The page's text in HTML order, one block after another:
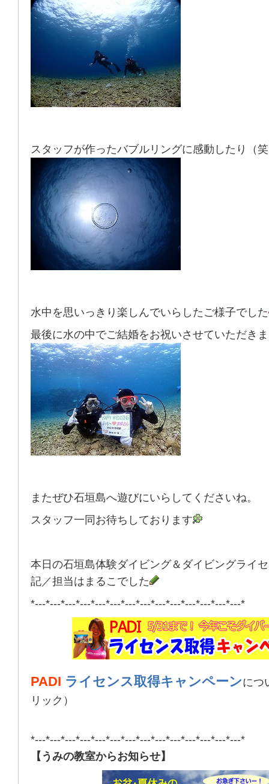
スタッフが作ったバブルリングに感動したり（
水中を思いっきり楽しんでいらしたご様子でした
最後に水の中でご結婚をお祝いさせていただき
またぜひ石垣島へ遊びにいらしてくださいね。
スタッフ一同お待ちしております
本日の石垣島体験ダイビング＆ダイビングライ
記／担当はまるこでした
*---*---*---*---*---*---*---*---*---*---*---*---*---*---*
PADI ライセンス取得キャンペーンにつ
リック）
*---*---*---*---*---*---*---*---*---*---*---*---*---*---*
【うみの教室からお知らせ】